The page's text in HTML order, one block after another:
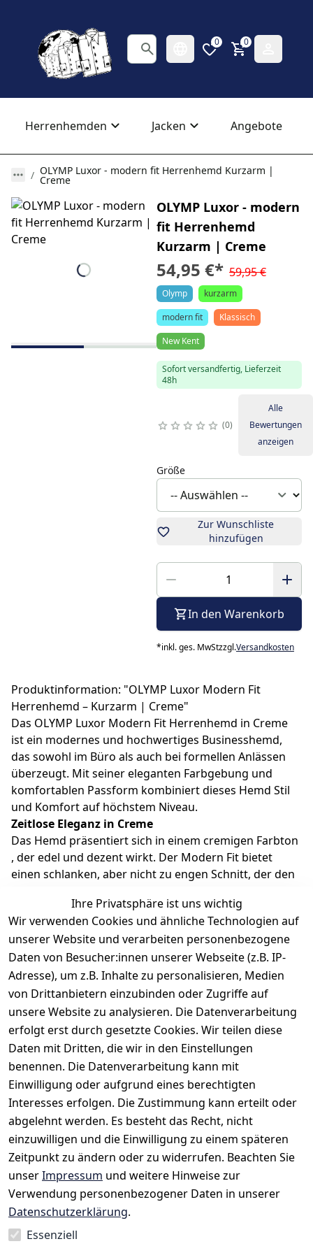
0 0
Herrenhemden Jacken Angebote
OLYMP Luxor - modern fit Herrenhemd Kurzarm |
Creme
OLYMP Luxor - modern
fit Herrenhemd
Kurzarm | Creme
54,95 €* 59,95 €
Olymp
kurzarm
modern fit
Klassisch
New Kent
Sofort versandfertig, Lieferzeit
48h
0
Alle
Bewertungen
anzeigen
Größe
Zur Wunschliste
hinzufügen
In den Warenkorb
*inkl. ges. MwStzzgl.Versandkosten
Produktinformation: "OLYMP Luxor Modern Fit
Herrenhemd – Kurzarm | Creme"
Das OLYMP Luxor Modern Fit Herrenhemd in Creme
ist ein modernes und hochwertiges Businesshemd,
das sowohl im Büro als auch bei formellen Anlässen
überzeugt. Mit seiner eleganten Farbgebung und
komfortablen Passform kombiniert dieses Hemd Stil
und Komfort auf höchstem Niveau.
Zeitlose Eleganz in Creme
Das Hemd präsentiert sich in einem cremigen Farbton
, der edel und dezent wirkt. Der Modern Fit bietet
einen schlanken, aber nicht zu engen Schnitt, der den
Kurzarmvariante vervollständigt den Hemd-Look mit
einem leichteren und sommerfreundlicheren Touch –
ideal für warme Tage oder lockere Veranstaltungen.
Ihre Privatsphäre ist uns wichtig
Wir verwenden Cookies und ähnliche Technologien auf
unserer Website und verarbeiten personenbezogene
Daten von Besucher:innen unserer Webseite (z.B. IP-
Adresse), um z.B. Inhalte zu personalisieren, Medien
von Drittanbietern einzubinden oder Zugriffe auf
unsere Website zu analysieren. Die Datenverarbeitung
erfolgt erst durch gesetzte Cookies. Wir teilen diese
Daten mit Dritten, die wir in den Einstellungen
benennen. Die Datenverarbeitung kann mit
Einwilligung oder aufgrund eines berechtigten
Interesses erfolgen. Die Zustimmung kann erteilt oder
abgelehnt werden. Es besteht das Recht, nicht
einzuwilligen und die Einwilligung zu einem späteren
Zeitpunkt zu ändern oder zu widerrufen. Beachten Sie
unserImpressum und weitere Hinweise zur
Verwendung personenbezogener Daten in unserer
Datenschutzerklärung.
Essenziell
Rechtliches
AGB
Impressum
Datenschutze
rklärung
Widerrufsrec
ht
Kontakt
Kontakt
Registrieren